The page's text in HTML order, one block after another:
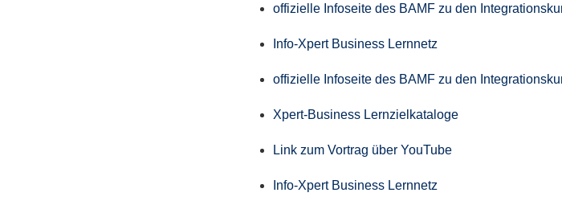
offizielle Infoseite des BAMF zu den
Info-Xpert Business Lernnetz
offizielle Infoseite des BAMF zu den
Xpert-Business Lernzielkataloge
Link zum Vortrag über YouTube
Info-Xpert Business Lernnetz